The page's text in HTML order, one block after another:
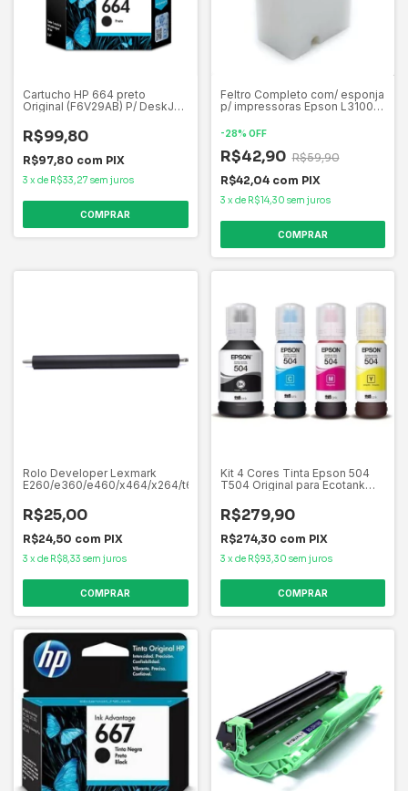
Cartucho HP 664 preto
Original (F6V29AB) P/ DeskJet
3635, 2675, 3775, 3785, 3787,
3789
R$99,80
R$97,80 com PIX
3 x de R$33,27 sem juros
Feltro Completo com/ esponja
p/ impressoras Epson L3100
L3250
-28% OFF
R$42,90 R$59,90
R$42,04 com PIX
3 x de R$14,30 sem juros
Rolo Developer Lexmark
E260/e360/e460/x464/x264/t650/656
R$25,00
R$24,50 com PIX
3 x de R$8,33 sem juros
Kit 4 Cores Tinta Epson 504
T504 Original para Ecotank
L6191 L6270 Preto Ciano
Amarelo Magenta
R$279,90
R$274,30 com PIX
3 x de R$93,30 sem juros